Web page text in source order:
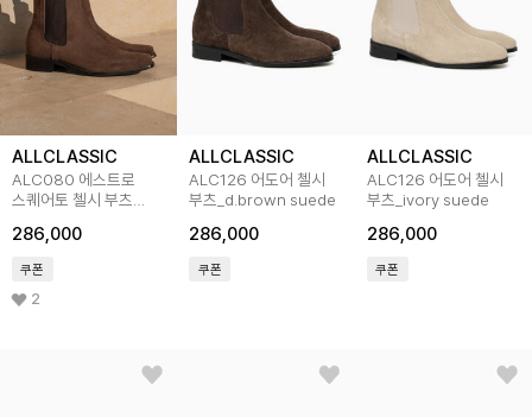
ALLCLASSIC
ALC080 에스트로
스퀘어토 첼시 부츠
286,000
쿠폰
2
ALLCLASSIC
ALC126 어도어 첼시
부츠_d.brown suede
286,000
쿠폰
ALLCLASSIC
ALC126 어도어 첼시
부츠_ivory suede
286,000
쿠폰